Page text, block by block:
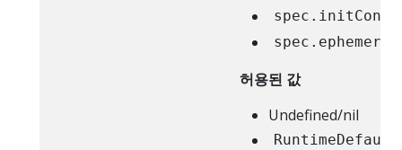
허용된 값
Undefined/nil
RuntimeDefault